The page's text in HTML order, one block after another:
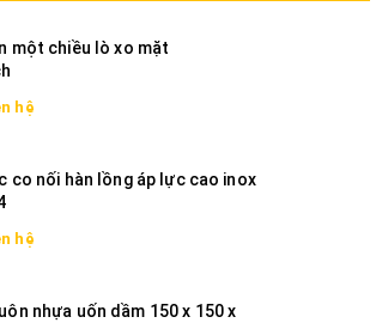
một chiều lò xo mặt
hệ
co nối hàn lồng áp lực cao inox
hệ
nhựa uốn dầm 150 x 150 x